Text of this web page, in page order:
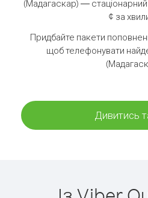
(Мадагаскар) —
¢ за
Придбайте пакети
щоб телефонувати
Дивитись